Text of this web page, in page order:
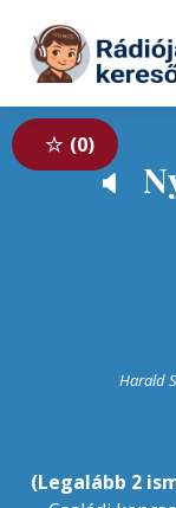
Tovább a
0
🔈
Harald
(Legalább 2